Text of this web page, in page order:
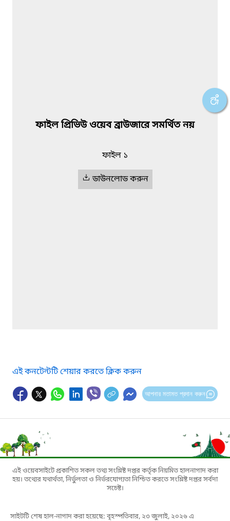
ফাইল প্রিভিউ ওয়েব ব্রাউজারে সমর্থিত নয়
ফাইল ১
ডাউনলোড করুন
এই কনটেন্টটি শেয়ার করতে ক্লিক করুন
আপনার মতামত প্রদান করুন
এই ওয়েবসাইটে প্রকাশিত সকল তথ্য সংশ্লিষ্ট দপ্তর কর্তৃক নিয়মিত হালনাগাদ করা
হয়। তথ্যের যথার্থতা, নির্ভুলতা ও নির্ভরযোগ্যতা নিশ্চিত করতে সংশ্লিষ্ট দপ্তর সর্বদা
সচেষ্ট।
সাইটটি শেষ হাল-নাগাদ করা হয়েছে: বৃহস্পতিবার, ২৩ জুলাই, ২০২৬ এ